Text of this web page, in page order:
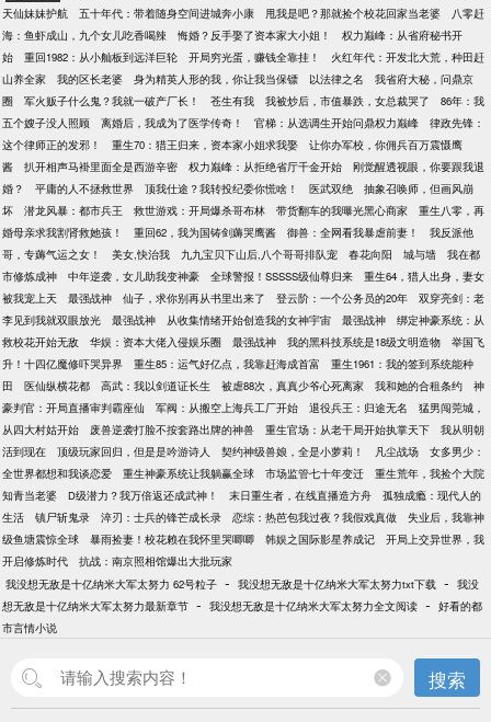
天仙妹妹护航
五十年代：带着随身空间进城奔小康 甩我是吧？那就捡个校花回家当老婆
八零赶
海：鱼虾成山，九个女儿吃香喝辣
悔婚？反手娶了资本家大小姐！
权力巅峰：从省府秘书开
始
重回1982：从小舢板到远洋巨轮 开局穷光蛋，赚钱全靠挂！
火红年代：开发北大荒，种田赶
山养全家
我的区长老婆 身为精英人形的我，你让我当保镖 以法律之名
我省府大秘，问鼎京
圈
军火贩子什么鬼？我就一破产厂长！ 苍生有我 我被炒后，市值暴跌，女总裁哭了
86年：我
五个嫂子没人照顾
离婚后，我成为了医学传奇！ 官梯：从选调生开始问鼎权力巅峰
律政先锋：
这个律师正的发邪！
重生70：猎王归来，资本家小姐求我娶
让你办军校，你佣兵百万震慑鹰
酱
扒开相声马褂里面全是西游辛密 权力巅峰：从拒绝省厅千金开始
刚觉醒透视眼，你要跟我退
婚？
平庸的人不拯救世界 顶我仕途？我转投纪委你慌啥！ 医武双绝
抽象召唤师，但画风崩
坏
潜龙风暴：都市兵王 救世游戏：开局爆杀哥布林 带货翻车的我曝光黑心商家
重生八零，再
婚母亲求我割肾救她孩！
重回62，我为国铸剑薅哭鹰酱 御兽：全网看我暴虐前妻！
我反派他
哥，专薅气运之女！
美女,快治我 九九宝贝下山后,八个哥哥排队宠 春花向阳 城与墙
我在都
市修炼成神
中年逆袭，女儿助我变神豪 全球警报！SSSSS级仙尊归来
重生64，猎人出身，妻女
被我宠上天
最强战神 仙子，求你别再从书里出来了 登云阶：一个公务员的20年
双穿亮剑：老
李见到我就双眼放光
最强战神 从收集情绪开始创造我的女神宇宙 最强战神
绑定神豪系统：从
救校花开始无敌
华娱：资本大佬入侵娱乐圈 最强战神 我的黑科技系统是18级文明造物
举国飞
升！十四亿魔修吓哭异界
重生85：运气好亿点，我靠赶海成首富
重生1961：我的签到系统能种
田
医仙纵横花都 高武：我以剑道证长生 被虐88次，真真少爷心死离家 我和她的合租条约
神
豪判官：开局直播审判霸座仙
军阀：从搬空上海兵工厂开始 退役兵王：归途无名
猛男闯莞城，
从四大村姑开始
废兽逆袭打脸不按套路出牌的神兽 重生官场：从老干局开始执掌天下
我从明朝
活到现在
顶级玩家回归，但是是吟游诗人 契约神级兽娘，全是小萝莉！ 凡尘战场
女多男少：
全世界都想和我谈恋爱
重生神豪系统让我躺赢全球 市场监管七十年变迁
重生荒年，我捡个大院
知青当老婆
D级潜力？我万倍返还成武神！ 末日重生者，在线直播造方舟
孤独成瘾：现代人的
生活
镇尸斩鬼录 淬刃：士兵的锋芒成长录 恋综：热芭包我过夜？我假戏真做
失业后，我靠神
级鱼塘震惊全球
暴雨捡妻！校花赖在我怀里哭唧唧 韩娱之国际影星养成记
开局上交异世界，我
开启修炼时代
抗战：南京照相馆爆出大批玩家
我没想无敌是十亿纳米大军太努力 62号粒子 - 我没想无敌是十亿纳米大军太努力txt下载 - 我没
想无敌是十亿纳米大军太努力最新章节 - 我没想无敌是十亿纳米大军太努力全文阅读 - 好看的都
市言情小说
搜索